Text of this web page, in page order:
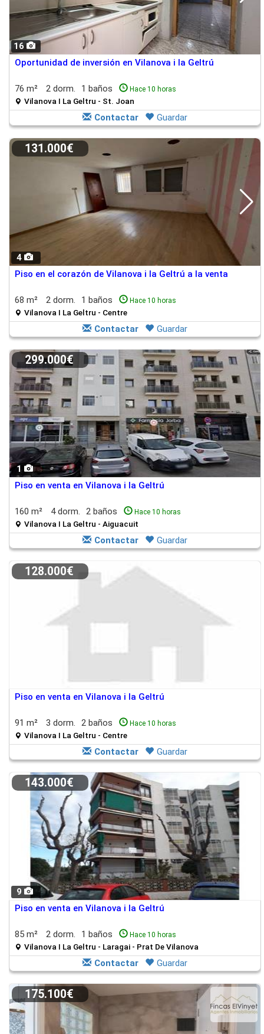
16
Oportunidad de inversión en Vilanova i la Geltrú
76 m² 2 dorm. 1 baños Hace 10 horas
Vilanova I La Geltru - St. Joan
Contactar Guardar
4
131.000€
Piso en el corazón de Vilanova i la Geltrú a la venta
68 m² 2 dorm. 1 baños Hace 10 horas
Vilanova I La Geltru - Centre
Contactar Guardar
1
299.000€
Piso en venta en Vilanova i la Geltrú
160 m² 4 dorm. 2 baños Hace 10 horas
Vilanova I La Geltru - Aiguacuit
Contactar Guardar
128.000€
Piso en venta en Vilanova i la Geltrú
91 m² 3 dorm. 2 baños Hace 10 horas
Vilanova I La Geltru - Centre
Contactar Guardar
9
143.000€
Piso en venta en Vilanova i la Geltrú
85 m² 2 dorm. 1 baños Hace 10 horas
Vilanova I La Geltru - Laragai - Prat De Vilanova
Contactar Guardar
175.100€